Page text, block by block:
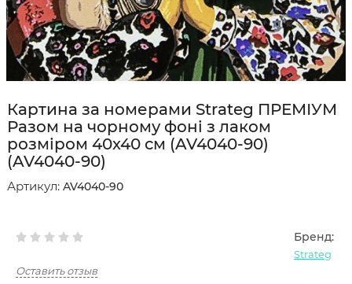
Картина за номерами Strateg ПРЕМІУМ
Разом на чорному фоні з лаком
розміром 40х40 см (AV4040-90)
(AV4040-90)
Артикул: AV4040-90
Бренд:
Strateg
Оставить отзыв